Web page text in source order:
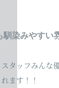
染みやすい
タッフみんな
ます！！